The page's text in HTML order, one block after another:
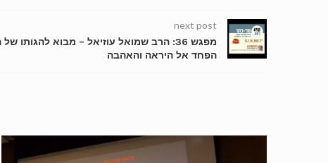
next post
מפגש 36: הרב שמואל עוזיאל – מבוא להגותו
הפחד אל היראה והאהבה